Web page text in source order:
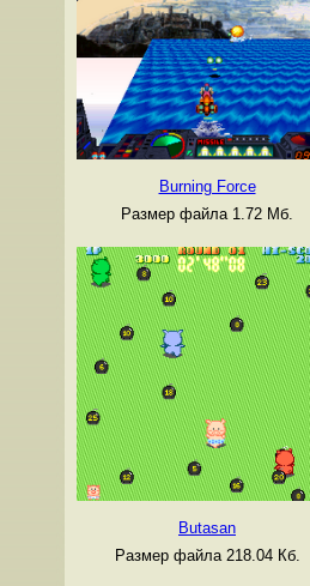
Burning Force
Размер файла 1.72 Мб.
Butasan
Размер файла 218.04 Кб.